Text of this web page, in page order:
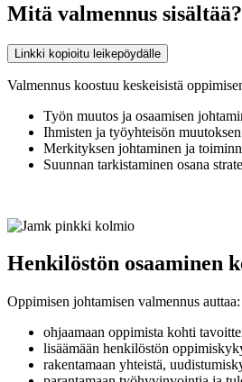
Mitä valmennus sisältää?
Linkki kopioitu leikepöydälle
Valmennus koostuu keskeisistä
Työn muutos ja osaamisen
Ihmisten ja työyhteisön
Merkityksen johtaminen ja
Suunnan tarkistaminen osana
Henkilöstön osaaminen
Oppimisen johtamisen valmennus auttaa:
ohjaamaan oppimista kohti
lisäämään henkilöstön
rakentamaan yhteistä,